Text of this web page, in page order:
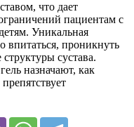
что дает
пациентам с
Уникальная
впитаться, проникнуть
сустава.
назначают, как